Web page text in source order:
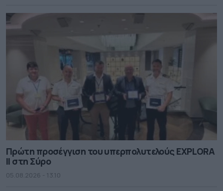
Πρώτη προσέγγιση του υπερπολυτελούς EXPLORA
II στη Σύρο
05.08.2026 - 13.10